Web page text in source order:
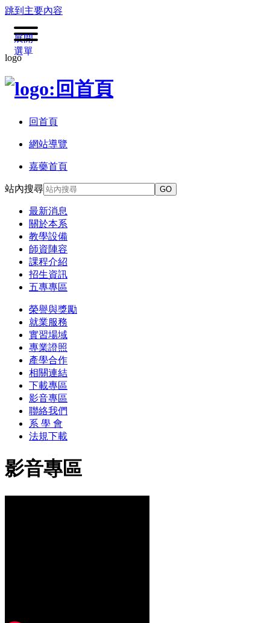
跳到主要內容
展開
選單
logo
回首頁
網站導覽
嘉藥首頁
站內搜尋 GO
最新消息
關於本系
教學設備
師資陣容
課程介紹
招生資訊
五專專區
榮譽與獎勵
就業服務
實習場域
專業證照
產學合作
相關連結
下載專區
影音專區
聯絡我們
系 學 會
法規下載
影音專區